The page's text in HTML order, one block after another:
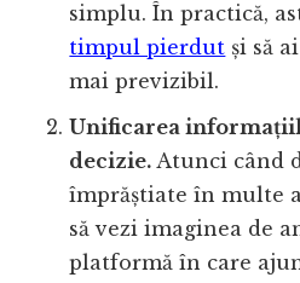
simplu. În practică,
timpul pierdut și să
mai previzibil.
Unificarea
decizie. Atunci când
împrăștiate în multe
să vezi imaginea de
platformă în care